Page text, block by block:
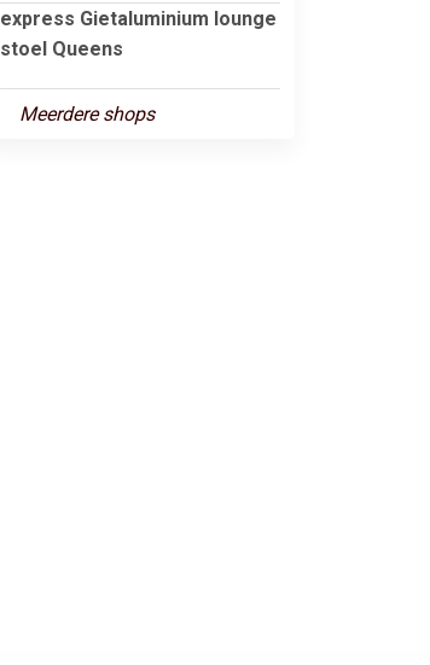
express Gietaluminium lounge
stoel Queens
Meerdere shops